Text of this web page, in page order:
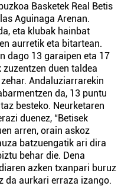
Basketek Real Betis
Aguinaga Arenan.
eta klubak hainbat
aurretik eta bitartean.
dago 13 garaipen eta 17
duen taldea
Andaluziarrarekin
da, 13 puntu
besteko. Neurketaren
duenez, “Betisek
arren, orain askoz
batzuengatik ari dira
behar die. Dena
azken txanpari buruz
da aurkari erraza izango.